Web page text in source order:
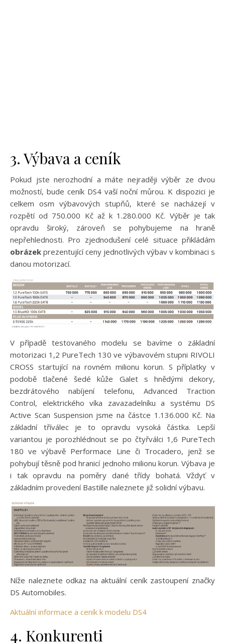
3. Výbava a ceník
Pokud jste nerozhodní a máte nejraději výběr ze dvou
možností, bude ceník DS4 vaší noční můrou. K dispozici je
celkem osm výbavových stupňů, které se nacházejí v
rozpětí od 750.000 Kč až k 1.280.000 Kč. Výběr je tak
opravdu široký, zároveň se pohybujeme na hraně
nepřehlednosti. Pro zjednodušení celé situace přikládám
obrázek prezentující ceny jednotlivých výbav v kombinaci s
danou motorizací.
V případě testovaného modelu se bavíme o základní
motorizaci 1,2 PureTech 130 ve výbavovém stupni RIVOLI
CROSS startující na rovném milionu korun. S příplatky v
podobě tlačené šedé kůže Galet s hnědými dekory,
bezdrátového nabíjení telefonu, Advanced Traction
Control, elektrického víka zavazadelníku a systému DS
Active Scan Suspension jsme na částce 1.136.000 Kč. Na
základní tříválec je to opravdu vysoká částka. Lepší
variantou je porozhlédnout se po čtyřválci 1,6 PureTech
180 ve výbavě Performace Line či Trocadero, jenž se
pohybují těsně pod hranicí jednoho milionu korun. Výbava je
i tak opravdu na poměry dané třídy bohatá. Vždyť v
základním provedení Bastille naleznete již solidní výbavu.
Níže naleznete odkaz na aktuální ceník zastoupení značky
DS Automobiles.
Aktuální informace a ceník k modelu DS4
4. Konkurenti